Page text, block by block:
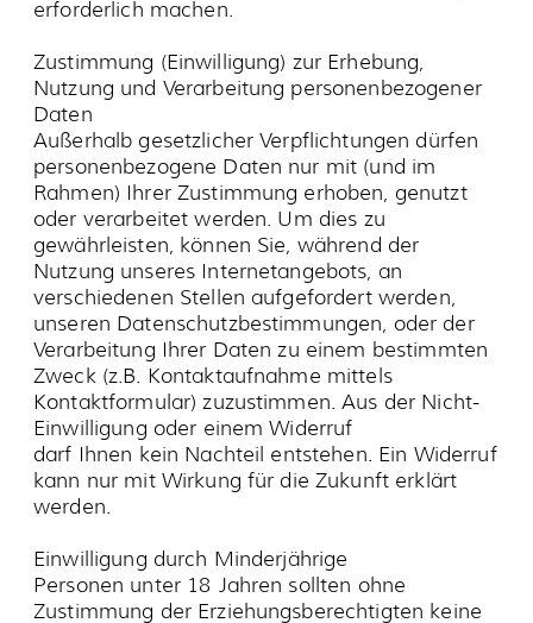
Gemäß Art. 8 DSGVO dürfen Kinder bis 16 Jahre
Erziehungsberechtigten erklären.
Personenbezogene Daten von Minderjährigen
werden nicht bewusst erhoben und verarbeitet.
Datensicherheit
Wir verwenden technische und organisatorische
Maßnahmen um Ihre Daten vor dem Zugriff
Unberechtigter und vor Manipulation,
Übermittlung, Verlust oder Zerstörung zu
schützen. Unsere Sicherheitsverfahren
überprüfen wir regelmäßig und passen sie dem
technologischen Fortschritt an. Daten, die über
unsere Homepage an uns übermittelt
werden,werden durch geeignete
Verschlüsselungsverfahren, während und nach
ihrem Transport, geschützt.
Offenlegung und Weitergabe
personenbezogener Daten
Alle personenbezogenen Daten werden
ausschließlich mit Ihrer ausdrücklichen
Zustimmung, oder aufgrund gesetzlicher
Verpflichtung, weitergegeben und werden für
keine anderen Zwecke, als die in unserer
Datenschutzerklärung genannten, verwendet.
Verarbeitung
Elektronische Datenerhebung innerhalb des
Webangebotes
Wenn Sie innerhalb unseres Internetangebots